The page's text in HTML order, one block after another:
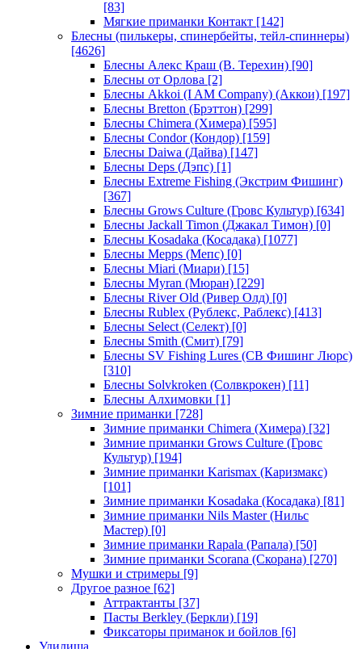
[83]
Мягкие приманки Контакт [142]
Блесны (пилькеры, спинербейты, тейл-спиннеры)
[4626]
Блесны Алекс Краш (В. Терехин) [90]
Блесны от Орлова [2]
Блесны Akkoi (I AM Company) (Аккои) [197]
Блесны Bretton (Брэттон) [299]
Блесны Chimera (Химера) [595]
Блесны Condor (Кондор) [159]
Блесны Daiwa (Дайва) [147]
Блесны Deps (Дэпс) [1]
Блесны Extreme Fishing (Экстрим Фишинг)
[367]
Блесны Grows Culture (Гровс Культур) [634]
Блесны Jackall Timon (Джакал Тимон) [0]
Блесны Kosadaka (Косадака) [1077]
Блесны Mepps (Мепс) [0]
Блесны Miari (Миари) [15]
Блесны Myran (Мюран) [229]
Блесны River Old (Ривер Олд) [0]
Блесны Rublex (Рублекс, Раблекс) [413]
Блесны Select (Селект) [0]
Блесны Smith (Смит) [79]
Блесны SV Fishing Lures (СВ Фишинг Люрс)
[310]
Блесны Solvkroken (Солвкрокен) [11]
Блесны Алхимовки [1]
Зимние приманки [728]
Зимние приманки Chimera (Химера) [32]
Зимние приманки Grows Culture (Гровс
Культур) [194]
Зимние приманки Karismax (Каризмакс)
[101]
Зимние приманки Kosadaka (Косадака) [81]
Зимние приманки Nils Master (Нильс
Мастер) [0]
Зимние приманки Rapala (Рапала) [50]
Зимние приманки Scorana (Скорана) [270]
Мушки и стримеры [9]
Другое разное [62]
Аттрактанты [37]
Пасты Berkley (Беркли) [19]
Фиксаторы приманок и бойлов [6]